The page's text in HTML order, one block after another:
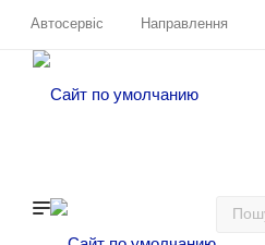
Автосервіс Направлення